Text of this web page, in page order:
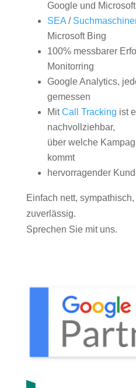
Google und
SEA/
Microsoft Bing
100% messbarer
Monitorring
Google Analytics,
gemessen
MitCall Tracking ist
nachvollziehbar,
über welche
kommt
hervorragender
Einfach nett,
zuverlässig.
Sprechen Sie mit uns.